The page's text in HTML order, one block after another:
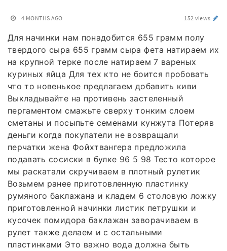
4 MONTHS AGO 152 views
Для начинки нам понадобится 655 грамм полу
твердого сыра 655 грамм сыра фета натираем их
на крупной терке после натираем 7 вареных
куриных яйца Для тех кто не боится пробовать
что то новенькое предлагаем добавить киви
Выкладывайте на противень застеленный
пергаментом смажьте сверху тонким слоем
сметаны и посыпьте семенами кунжута Потеряв
деньги когда покупатели не возвращали
перчатки жена Фойхтвангера предложила
подавать сосиски в булке 96 5 98 Тесто которое
мы раскатали скручиваем в плотный рулетик
Возьмем ранее приготовленную пластинку
румяного баклажана и кладем 6 столовую ложку
приготовленной начинки листик петрушки и
кусочек помидора баклажан заворачиваем в
рулет также делаем и с остальными
пластинками Это важно вода должна быть